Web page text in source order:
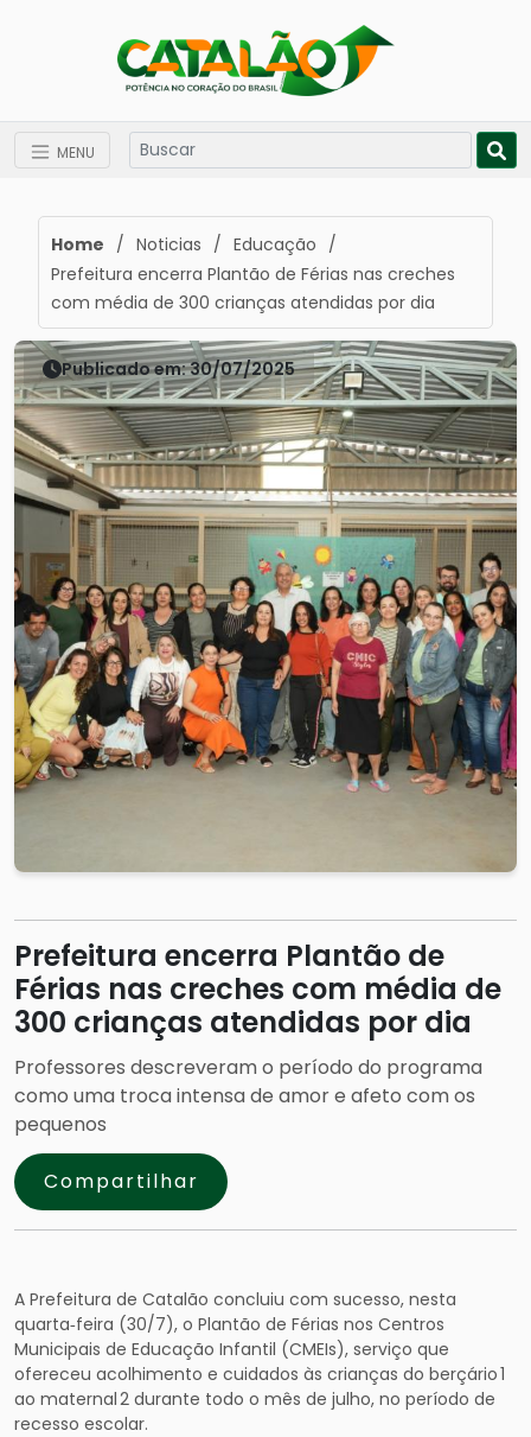
MENU
Home / Noticias / Educação /
Prefeitura encerra Plantão de Férias nas creches
com média de 300 crianças atendidas por dia
Publicado em: 30/07/2025
Prefeitura encerra Plantão de
Férias nas creches com média de
300 crianças atendidas por dia
Professores descreveram o período do programa
como uma troca intensa de amor e afeto com os
pequenos
Compartilhar
A Prefeitura de Catalão concluiu com sucesso, nesta
quarta‑feira (30/7), o Plantão de Férias nos Centros
Municipais de Educação Infantil (CMEIs), serviço que
ofereceu acolhimento e cuidados às crianças do berçário 1
ao maternal 2 durante todo o mês de julho, no período de
recesso escolar.